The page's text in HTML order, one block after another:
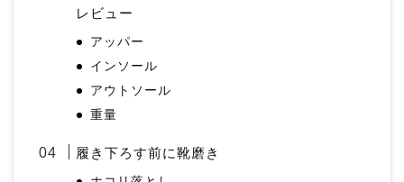
レビュー
アッパー
インソール
アウトソール
重量
履き下ろす前に靴磨き